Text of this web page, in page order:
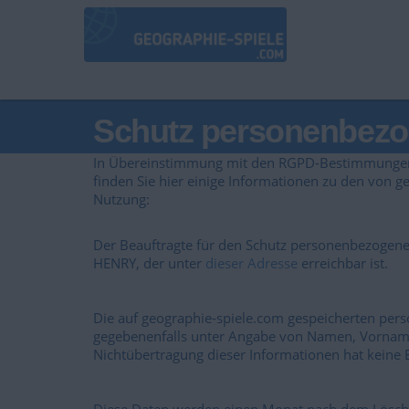
Schutz
In Übereinstimmung mit den RGPD-
finden Sie hier einige Informationen zu den von
Nutzung:
Der Beauftragte für den Schutz
HENRY, der unter dieser Adresse erreichbar ist.
Die auf geographie-spiele.com gespeicherten
gegebenenfalls unter Angabe von Namen,
Nichtübertragung dieser Informationen hat keine